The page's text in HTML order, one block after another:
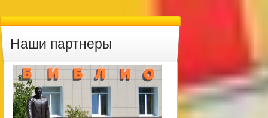
Наши партнеры